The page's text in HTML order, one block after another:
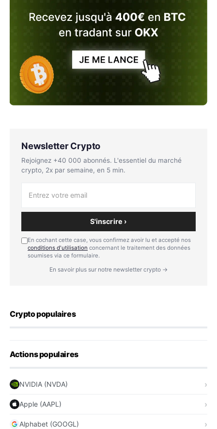
Newsletter Crypto
Rejoignez +40 000 abonnés. L'essentiel du marché
crypto, 2x par semaine, en 5 min.
S'inscrire ›
En cochant cette case, vous confirmez avoir lu et accepté nos
conditions d'utilisation concernant le traitement des données
soumises via ce formulaire.
En savoir plus sur notre newsletter crypto →
Crypto populaires
Actions populaires
NVIDIA (NVDA)
Apple (AAPL)
Alphabet (GOOGL)